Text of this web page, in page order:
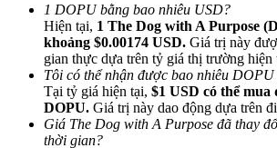
Giới thiệu
Mời một người bạn để nhận phần
BTC Welcome Rewards
1 DOPU bằng bao nhiêu USD?
Hiện tại, 1 The Dog with A Purpose
khoảng $0.00174 USD. Giá trị này
gian thực dựa trên tỷ giá thị trường hiện
Tôi có thể nhận được bao nhiêu
Tại tỷ giá hiện tại, $1 USD có thể mua
DOPU. Giá trị này dao động dựa trên
Giá The Dog with A Purpose đã thay
thời gian?